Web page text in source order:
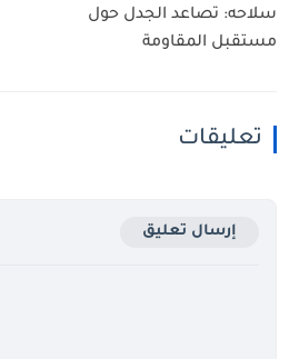
سلاحه: تصاعد الجدل حول
مستقبل المقاومة
تعليقات
إرسال تعليق